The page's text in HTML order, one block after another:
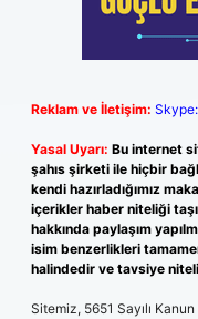
Reklam ve İletişim:
Yasal Uyarı: Bu internet
şahıs şirketi ile hiçbir
kendi hazırladığımız
içerikler haber niteliği
hakkında paylaşım
isim benzerlikleri
halindedir ve tavsiye
Sitemiz, 5651 Sayılı